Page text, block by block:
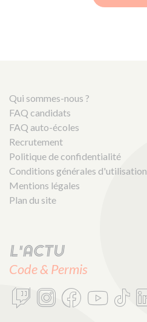
Qui sommes-nous ?
FAQ candidats
FAQ auto-écoles
Recrutement
Politique de confidentialité
Conditions générales d'utilisation
Mentions légales
Plan du site
L'actu
Code & Permis